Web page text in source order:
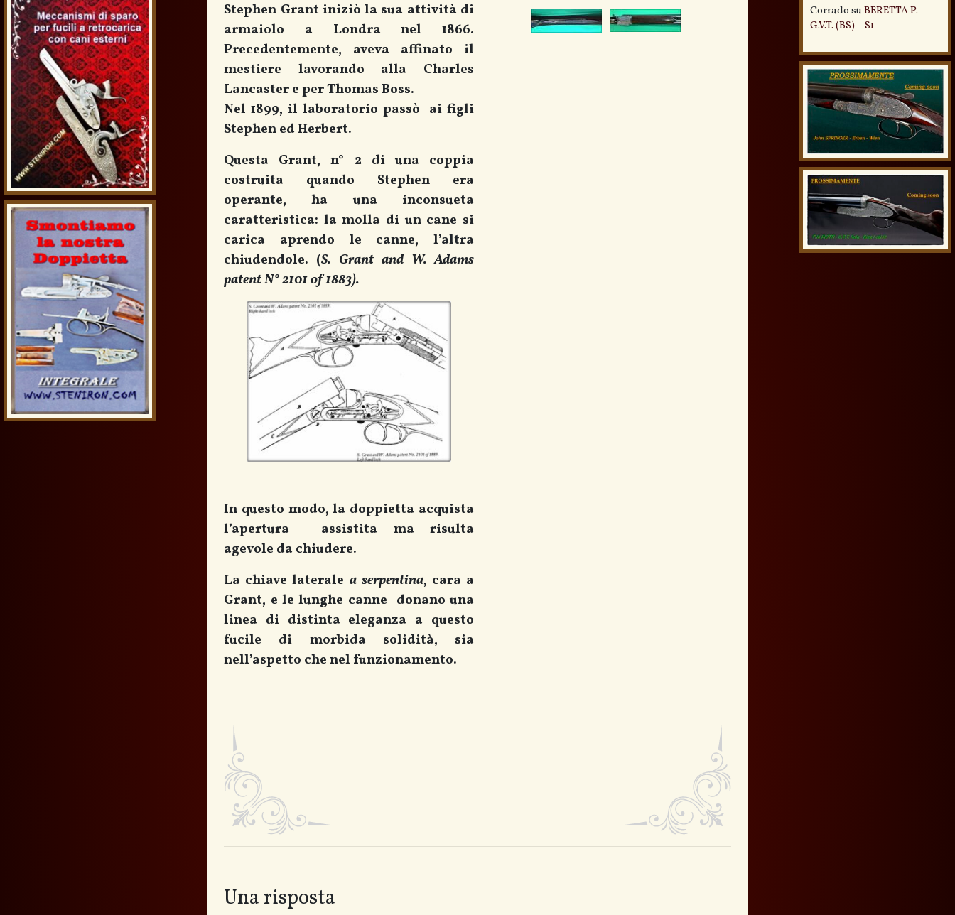
Stephen Grant iniziò la sua attività di
armaiolo a Londra nel 1866.
Precedentemente, aveva affinato il
mestiere lavorando alla Charles
Lancaster e per Thomas Boss.
Nel 1899, il laboratorio passò ai figli
Stephen ed Herbert.
Questa Grant, n° 2 di una coppia
costruita quando Stephen era
operante, ha una inconsueta
caratteristica: la molla di un cane si
carica aprendo le canne, l’altra
chiudendole. (S. Grant and W. Adams
patent N° 2101 of 1883).
In questo modo, la doppietta acquista
l’apertura assistita ma risulta
agevole da chiudere.
La chiave laterale a serpentina, cara a
Grant, e le lunghe canne donano una
linea di distinta eleganza a questo
fucile di morbida solidità, sia
nell’aspetto che nel funzionamento.
Una risposta
Corrado su BERETTA P.
G.V.T. (BS) – S1